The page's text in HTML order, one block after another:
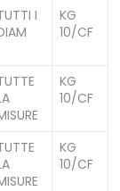
I
KG
10/CF
KG
10/CF
KG
10/CF